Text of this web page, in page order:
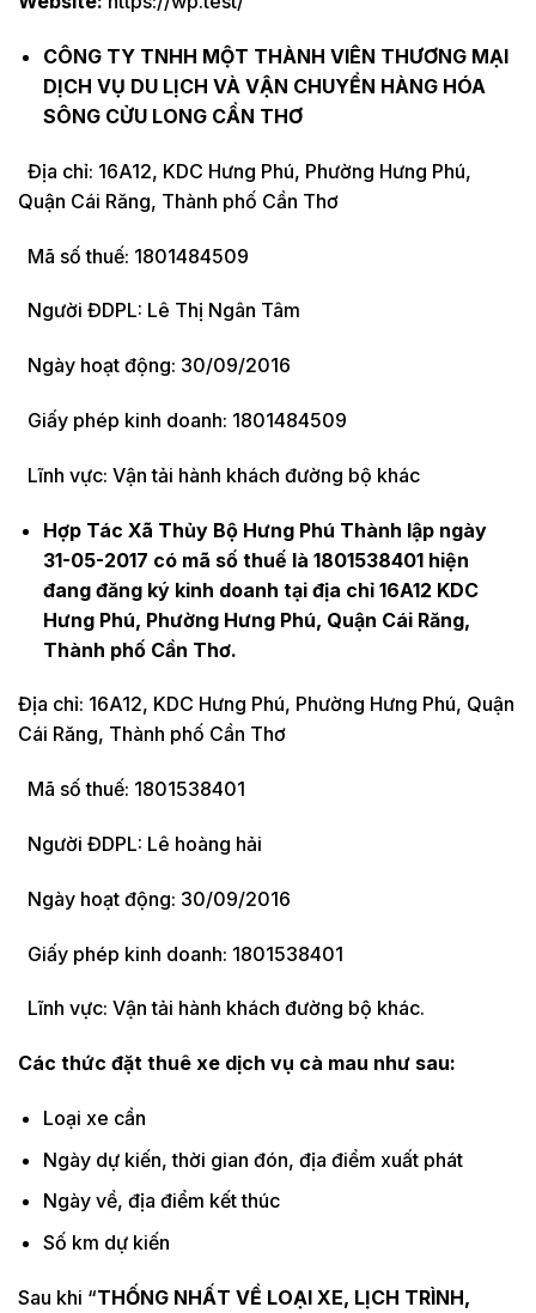
CÔNG TY TNHH MỘT THÀNH VIÊN THƯƠNG MẠI
DỊCH VỤ DU LỊCH VÀ VẬN CHUYỂN HÀNG HÓA
SÔNG CỬU LONG CẦN THƠ
Địa chỉ: 16A12, KDC Hưng Phú, Phường Hưng Phú,
Quận Cái Răng, Thành phố Cần Thơ
Mã số thuế: 1801484509
Người ĐDPL: Lê Thị Ngân Tâm
Ngày hoạt động: 30/09/2016
Giấy phép kinh doanh: 1801484509
Lĩnh vực: Vận tải hành khách đường bộ khác
Hợp Tác Xã Thủy Bộ Hưng Phú Thành lập ngày
31-05-2017 có mã số thuế là 1801538401 hiện
đang đăng ký kinh doanh tại địa chỉ 16A12 KDC
Hưng Phú, Phường Hưng Phú, Quận Cái Răng,
Thành phố Cần Thơ.
Địa chỉ: 16A12, KDC Hưng Phú, Phường Hưng Phú, Quận
Cái Răng, Thành phố Cần Thơ
Mã số thuế: 1801538401
Người ĐDPL: Lê hoàng hải
Ngày hoạt động: 30/09/2016
Giấy phép kinh doanh: 1801538401
Lĩnh vực: Vận tải hành khách đường bộ khác.
Các thức đặt thuê xe dịch vụ cà mau như sau:
Loại xe cần
Ngày dự kiến, thời gian đón, địa điểm xuất phát
Ngày về, địa điểm kết thúc
Số km dự kiến
Sau khi “THỐNG NHẤT VỀ LOẠI XE, LỊCH TRÌNH,